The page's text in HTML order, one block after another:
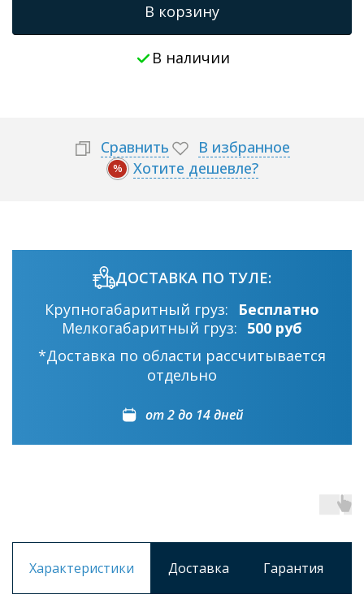
В корзину
В наличии
Сравнить В избранное
% Хотите дешевле?
ДОСТАВКА ПО ТУЛЕ:
Крупногабаритный груз:
Бесплатно
Мелкогабаритный груз: 500 руб
*Доставка по области рассчитывается
отдельно
от 2 до 14 дней
Характеристики Доставка Гарантия